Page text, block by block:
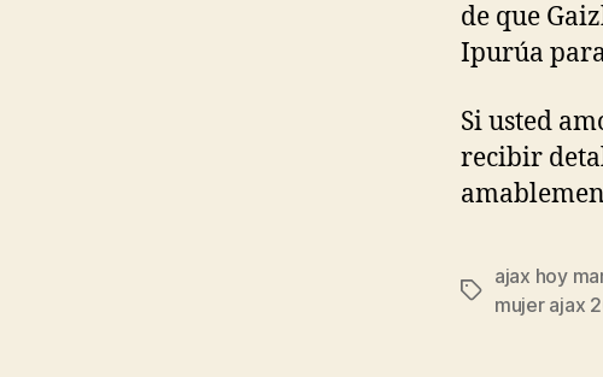
de que
Ipurúa
Si usted
recibir
Etiquetas
ajax hoy
mujer ajax